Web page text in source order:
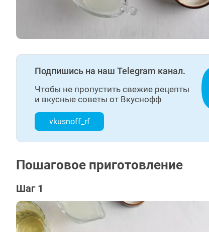
Подпишись на наш Telegram канал.
Чтобы не пропустить свежие рецепты
и вкусные советы от Вкуснофф
vkusnoff_rf
Пошаговое приготовление
Шаг 1